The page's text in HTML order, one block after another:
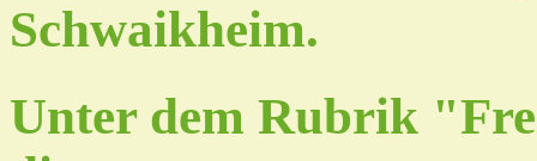
Schwaikheim.
Unter dem Rubrik